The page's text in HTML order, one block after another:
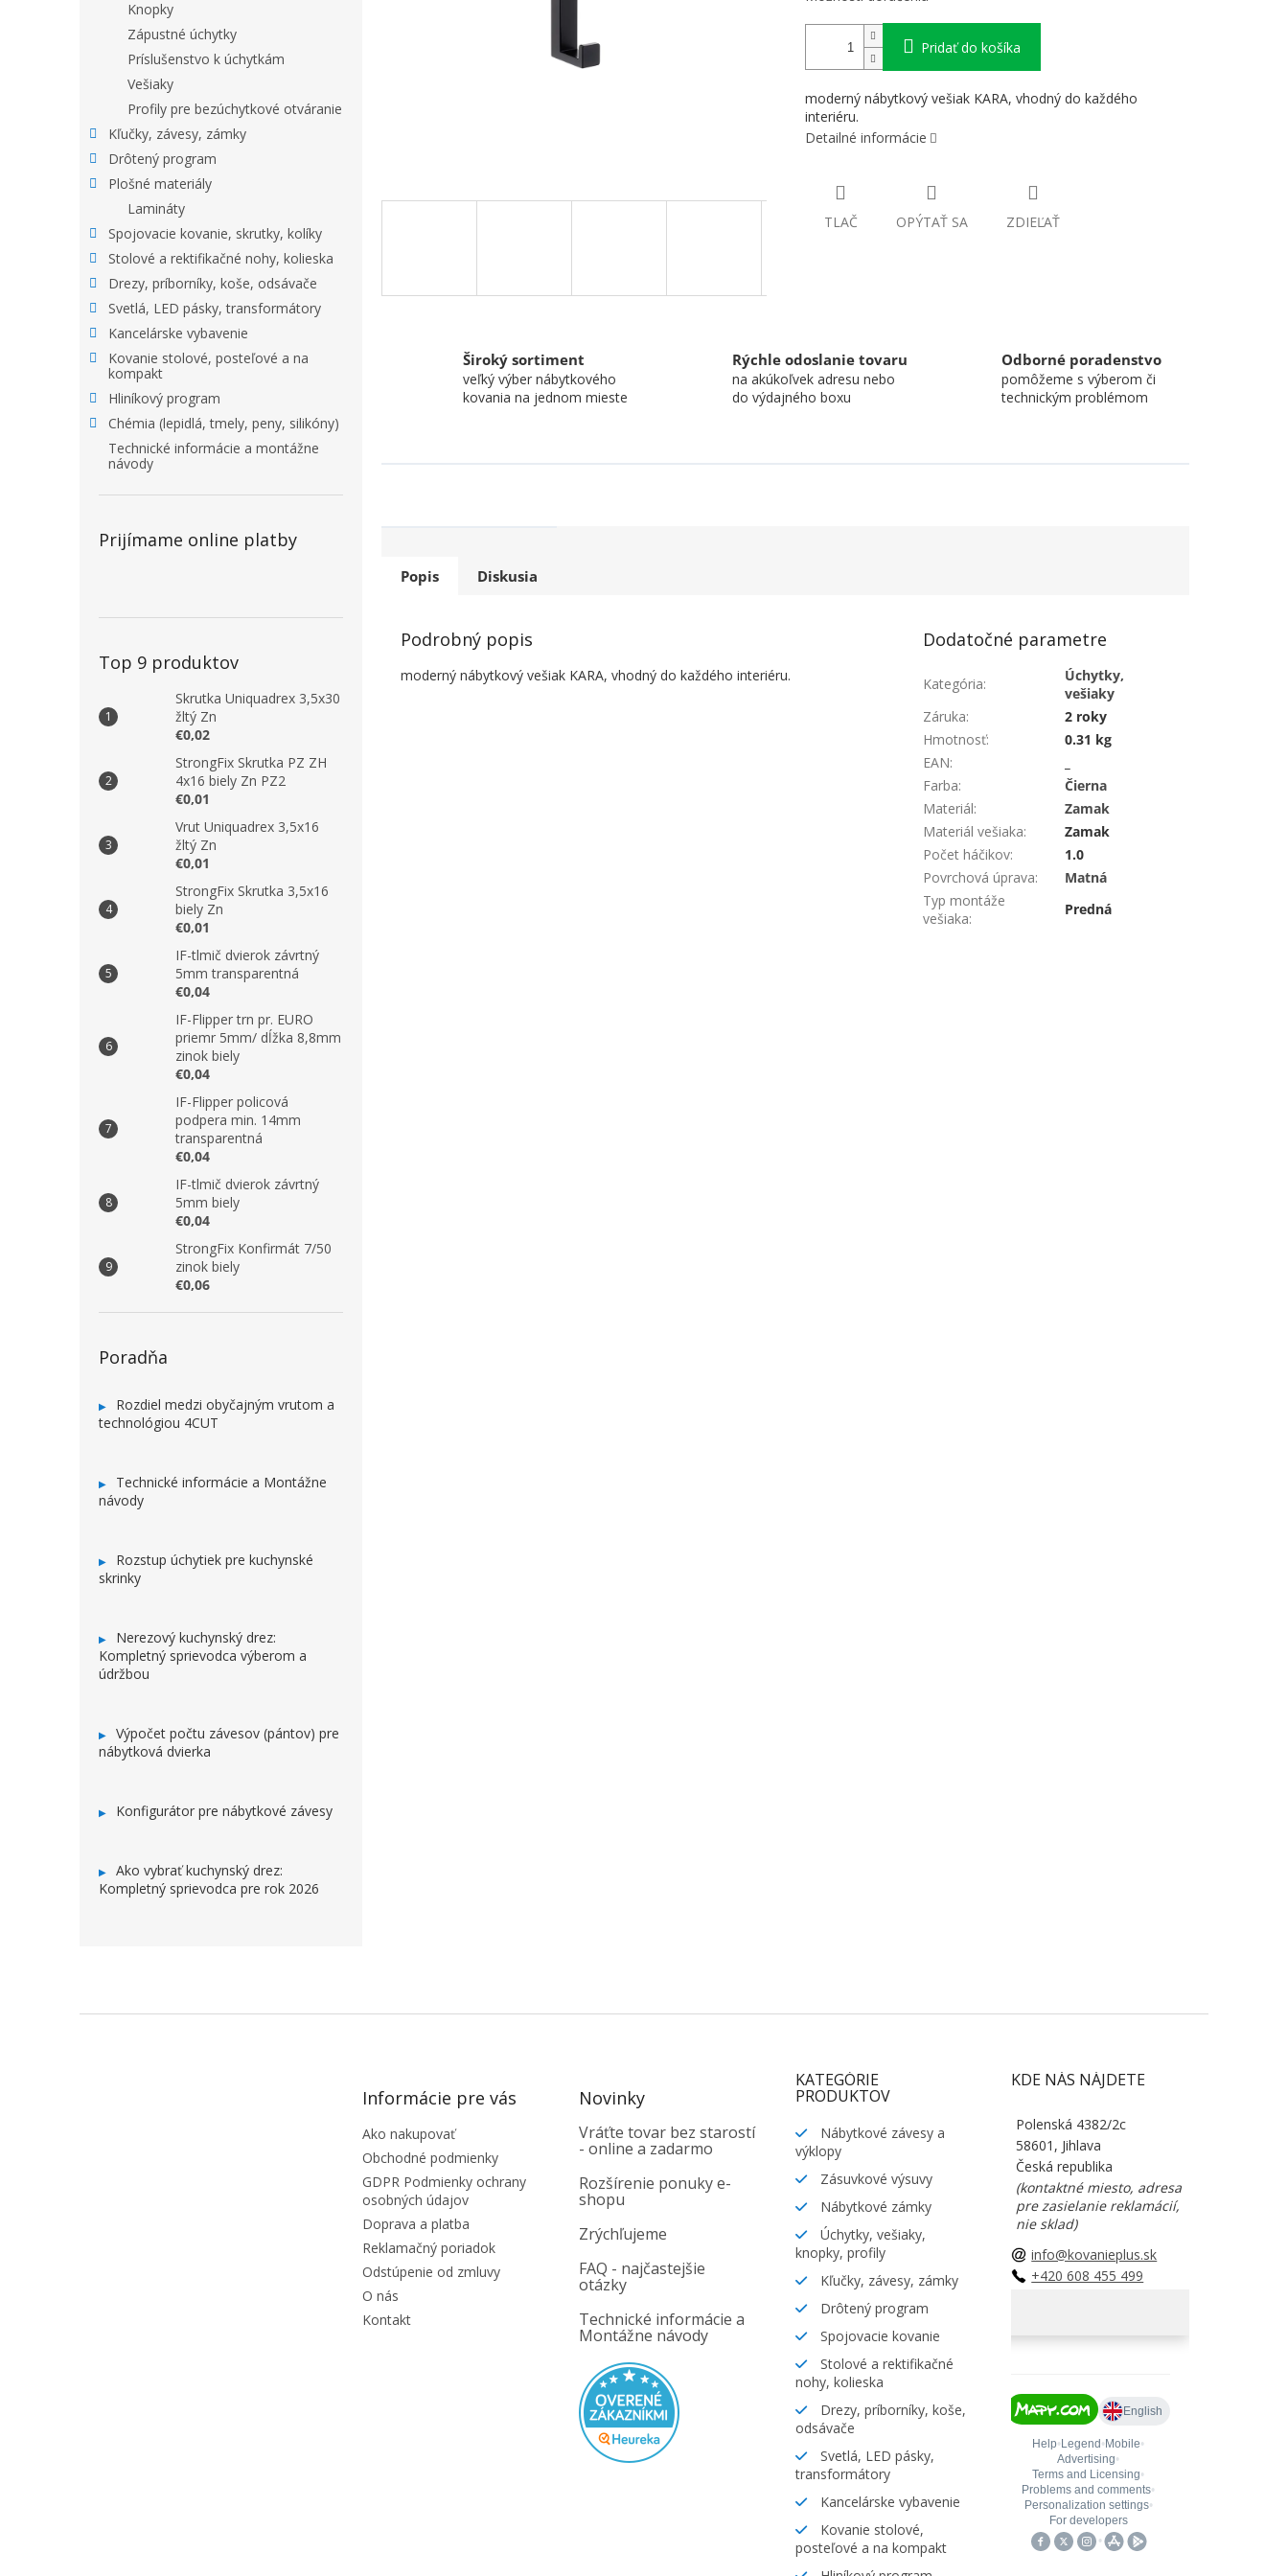
Knopky
Zápustné úchytky
Príslušenstvo k úchytkám
Vešiaky
Profily pre bezúchytkové otváranie
Kľučky, závesy, zámky
Drôtený program
Plošné materiály
Lamináty
Spojovacie kovanie, skrutky, kolíky
Stolové a rektifikačné nohy, kolieska
Drezy, príborníky, koše, odsávače
Svetlá, LED pásky, transformátory
Kancelárske vybavenie
Kovanie stolové, posteľové a na
kompakt
Hliníkový program
Chémia (lepidlá, tmely, peny, silikóny)
Technické informácie a montážne
návody
Prijímame online platby
Top 9 produktov
Skrutka Uniquadrex 3,5x30
žltý Zn
€0,02
StrongFix Skrutka PZ ZH
4x16 biely Zn PZ2
€0,01
Vrut Uniquadrex 3,5x16
žltý Zn
€0,01
StrongFix Skrutka 3,5x16
biely Zn
€0,01
IF-tlmič dvierok závrtný
5mm transparentná
€0,04
IF-Flipper trn pr. EURO
priemr 5mm/ dĺžka 8,8mm
zinok biely
€0,04
IF-Flipper policová
podpera min. 14mm
transparentná
€0,04
IF-tlmič dvierok závrtný
5mm biely
€0,04
StrongFix Konfirmát 7/50
zinok biely
€0,06
Poradňa
Rozdiel medzi obyčajným vrutom a
technológiou 4CUT
Technické informácie a Montážne
návody
Rozstup úchytiek pre kuchynské
skrinky
Nerezový kuchynský drez:
Kompletný sprievodca výberom a
údržbou
Výpočet počtu závesov (pántov) pre
nábytková dvierka
Konfigurátor pre nábytkové závesy
Ako vybrať kuchynský drez:
Kompletný sprievodca pre rok 2026
Pridať do košíka
moderný nábytkový vešiak KARA, vhodný do každého
interiéru.
Detailné informácie
TLAČ OPÝTAŤ SA ZDIEĽAŤ
Široký sortiment
veľký výber nábytkového
kovania na jednom mieste
Rýchle odoslanie tovaru
na akúkoľvek adresu nebo
do výdajného boxu
Odborné poradenstvo
pomôžeme s výberom či
technickým problémom
Popis Diskusia
Podrobný popis
moderný nábytkový vešiak KARA, vhodný do každého interiéru.
Dodatočné parametre
Kategória:
Úchytky,
vešiaky
Záruka:
2 roky
Hmotnosť:
0.31 kg
EAN:
Farba:
Čierna
Materiál:
Zamak
Materiál vešiaka:
Zamak
Počet háčikov:
1.0
Povrchová úprava:
Matná
Typ montáže
vešiaka:
Predná
Informácie pre vás
Ako nakupovať
Obchodné podmienky
GDPR Podmienky ochrany
osobných údajov
Doprava a platba
Reklamačný poriadok
Odstúpenie od zmluvy
O nás
Kontakt
Novinky
Vráťte tovar bez starostí
- online a zadarmo
Rozšírenie ponuky e-
shopu
Zrýchľujeme
FAQ - najčastejšie
otázky
Technické informácie a
Montážne návody
KATEGÓRIE
PRODUKTOV
Nábytkové závesy a
výklopy
Zásuvkové výsuvy
Nábytkové zámky
Úchytky, vešiaky,
knopky, profily
Kľučky, závesy, zámky
Drôtený program
Spojovacie kovanie
Stolové a rektifikačné
nohy, kolieska
Drezy, príborníky, koše,
odsávače
Svetlá, LED pásky,
transformátory
Kancelárske vybavenie
Kovanie stolové,
posteľové a na kompakt
KDE NÁS NÁJDETE
Polenská 4382/2c
58601, Jihlava
Česká republika
(kontaktné miesto, adresa
pre zasielanie reklamácií,
nie sklad)
info@kovanieplus.sk
+420 608 455 499